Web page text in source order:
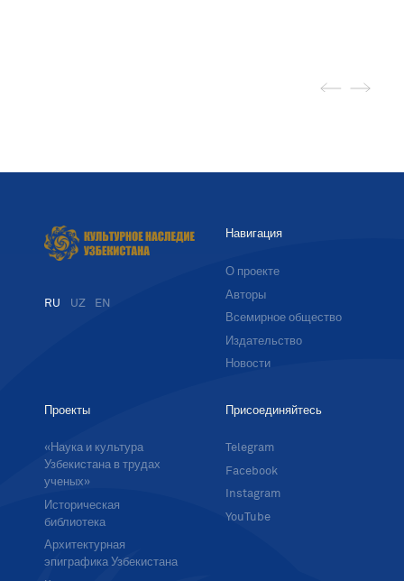
RU UZ EN
Навигация
О проекте
Авторы
Всемирное общество
Издательство
Новости
Проекты
«Наука и культура
Узбекистана в трудах
ученых»
Историческая
библиотека
Архитектурная
эпиграфика Узбекистана
Присоединяйтесь
Telegram
Facebook
Instagram
YouTube